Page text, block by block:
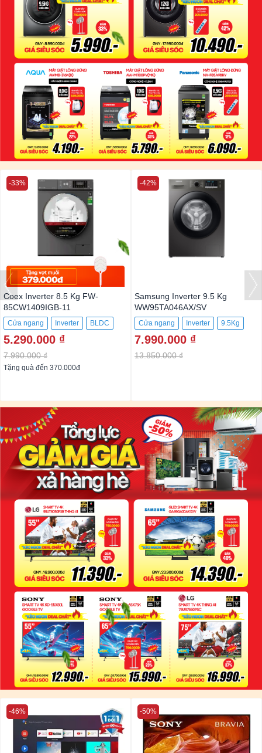
Coex Inverter 8.5 Kg FW-
85CW1409IGB-11
Cửa ngang Inverter
BLDC
8.5Kg
5.290.000 ₫
7.990.000 ₫
-33%
Tặng quà đến 370.000đ
Samsung Inverter 9.5 Kg
WW95TA046AX/SV
Cửa ngang Inverter 9.5Kg
7.990.000 ₫
13.850.000 ₫
-42%
-46% -50%